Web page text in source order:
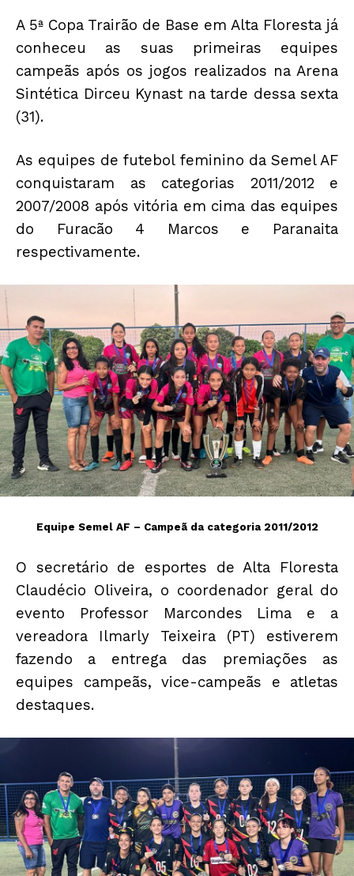
A 5ª Copa Trairão de Base em Alta Floresta já
conheceu as suas primeiras equipes
campeãs após os jogos realizados na Arena
Sintética Dirceu Kynast na tarde dessa sexta
(31).
As equipes de futebol feminino da Semel AF
conquistaram as categorias 2011/2012 e
2007/2008 após vitória em cima das equipes
do Furacão 4 Marcos e Paranaita
respectivamente.
Equipe Semel AF – Campeã da categoria 2011/2012
O secretário de esportes de Alta Floresta
Claudécio Oliveira, o coordenador geral do
evento Professor Marcondes Lima e a
vereadora Ilmarly Teixeira (PT) estiverem
fazendo a entrega das premiações as
equipes campeãs, vice-campeãs e atletas
destaques.